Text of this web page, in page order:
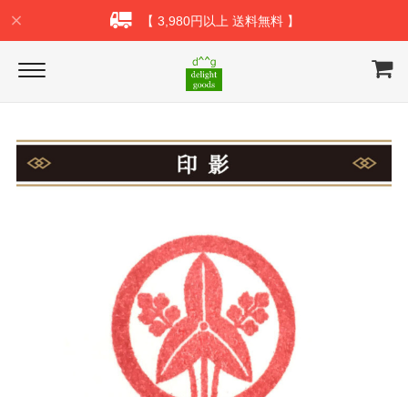
【 3,980円以上 送料無料 】